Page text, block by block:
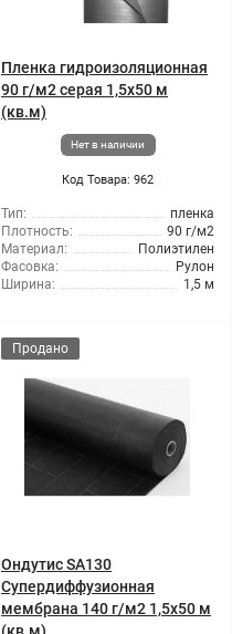
Пленка гидроизоляционная
90 г/м2 серая 1,5x50 м
(кв.м)
Нет в наличии
Код Товара: 962
Тип:
пленка
Плотность:
90 г/м2
Материал:
Полиэтилен
Фасовка:
Рулон
Ширина:
1,5 м
Продано
Ондутис SA130
Супердиффузионная
мембрана 140 г/м2 1,5x50 м